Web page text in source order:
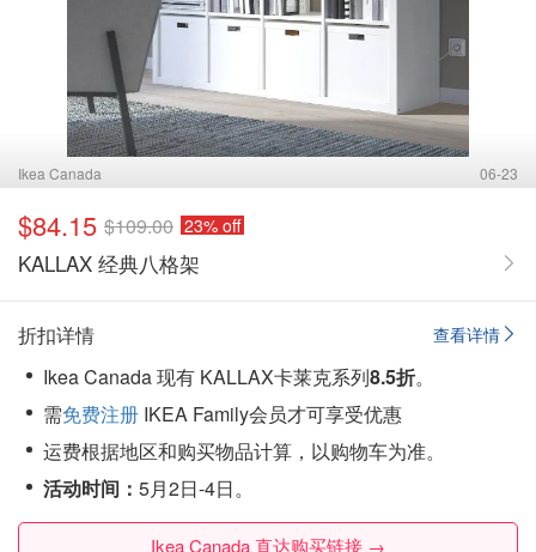
Ikea Canada 06-23
$84.15 $109.00 23% off
KALLAX 经典八格架
查看详情
折扣详情
Ikea Canada 现有 KALLAX卡莱克系列8.5折。
需免费注册 IKEA Family会员才可享受优惠
运费根据地区和购买物品计算，以购物车为准。
活动时间： 5月2日-4日。
Ikea Canada 直达购买链接 →